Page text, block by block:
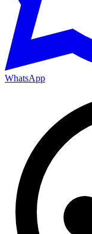
WhatsApp